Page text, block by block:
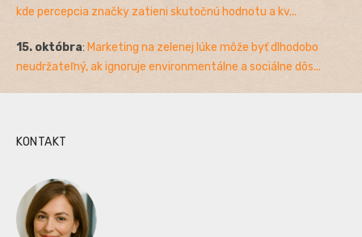
kde percepcia značky zatieni skutočnú hodnotu a kv...
15. októbra: Marketing na zelenej lúke môže byť dlhodobo
neudržateľný, ak ignoruje environmentálne a sociálne dôs...
KONTAKT